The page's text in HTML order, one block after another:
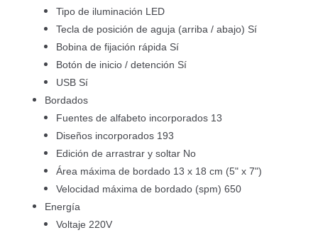
Tipo de iluminación LED
Tecla de posición de aguja (arriba / abajo) Sí
Bobina de fijación rápida Sí
Botón de inicio / detención Sí
USB Sí
Bordados
Fuentes de alfabeto incorporados 13
Diseños incorporados 193
Edición de arrastrar y soltar No
Área máxima de bordado 13 x 18 cm (5" x 7")
Velocidad máxima de bordado (spm) 650
Energía
Voltaje 220V